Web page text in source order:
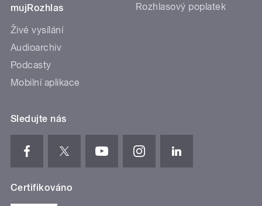
mujRozhlas
Živé vysílání
Audioarchiv
Podcasty
Mobilní aplikace
Rozhlasový poplatek
Sledujte nás
Certifikováno